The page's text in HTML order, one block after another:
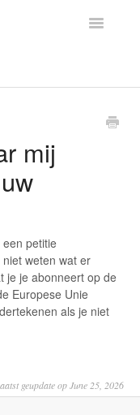
Toggle
mij
petitie
weten wat er
je je abonneert op de
Europese Unie
als je niet
geupdate op June 25, 2026